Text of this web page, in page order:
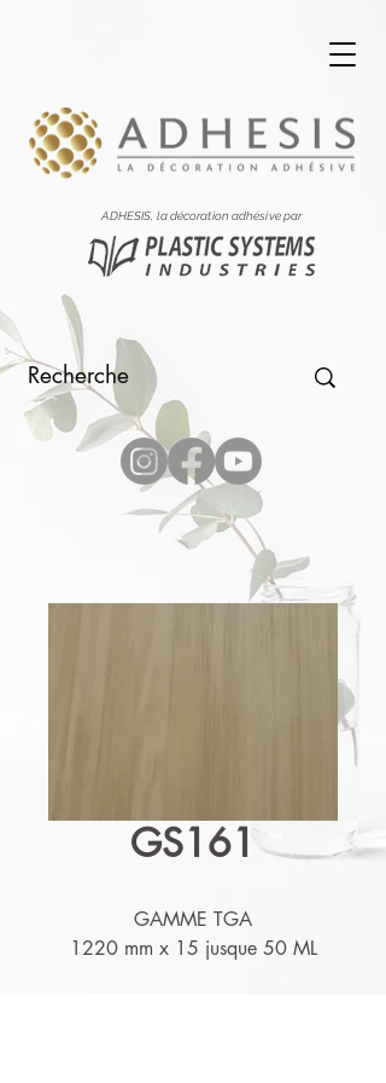
ADHESIS, la décoration adhésive par
GS161
GAMME TGA
1220 mm x 15 jusque 50 ML